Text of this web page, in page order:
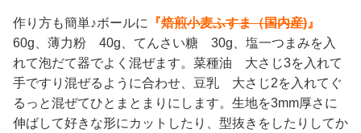
作り方も簡単♪ボールに 『焙煎小麦ふすま（国内産) 』
60g、薄力粉 40g、てんさい糖 30g、塩一つまみを入
れて泡だて器でよく混ぜます。菜種油 大さじ3を入れて
手ですり混ぜるように合わせ、豆乳 大さじ2を入れてぐ
るっと混ぜてひとまとまりにします。生地を3mm厚さに
伸ばして好きな形にカットしたり、型抜きをしたりしてか